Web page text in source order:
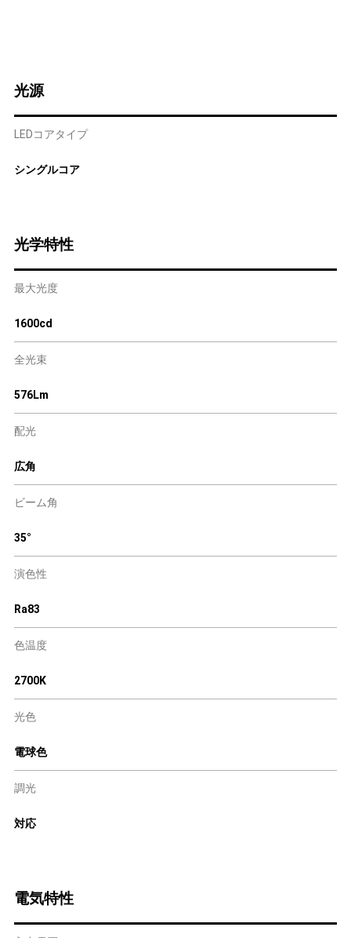
光源
LEDコアタイプ
シングルコア
光学特性
最大光度
1600cd
全光束
576Lm
配光
広角
ビーム角
35°
演色性
Ra83
色温度
2700K
光色
電球色
調光
対応
電気特性